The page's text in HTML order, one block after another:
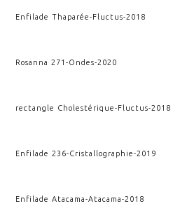
Enfilade Thaparée-Fluctus-2018
Rosanna 271-Ondes-2020
rectangle Cholestérique-Fluctus-2018
Enfilade 236-Cristallographie-2019
Enfilade Atacama-Atacama-2018